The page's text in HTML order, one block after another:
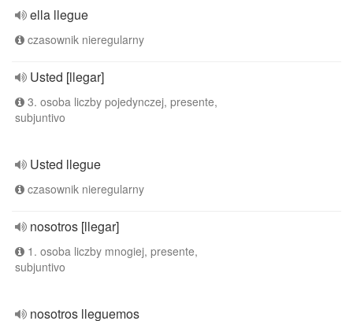
ella llegue
czasownik nieregularny
Usted [llegar]
3. osoba liczby pojedynczej, presente,
subjuntivo
Usted llegue
czasownik nieregularny
nosotros [llegar]
1. osoba liczby mnogiej, presente,
subjuntivo
nosotros lleguemos